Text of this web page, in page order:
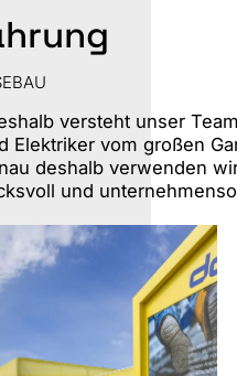
versteht unser
Elektriker vom großen
deshalb verwenden
und